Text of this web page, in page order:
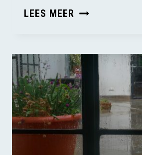
LEES MEER OBESITAS